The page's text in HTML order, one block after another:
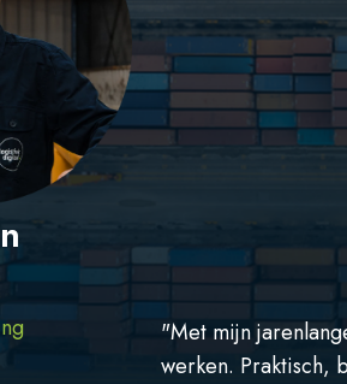
"Met mijn
werken. Praktisch,